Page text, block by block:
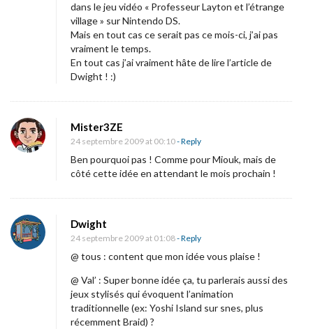
dans le jeu vidéo « Professeur Layton et l’étrange
village » sur Nintendo DS.
Mais en tout cas ce serait pas ce mois-ci, j’ai pas
vraiment le temps.
En tout cas j’ai vraiment hâte de lire l’article de
Dwight ! :)
Mister3ZE
24 septembre 2009 at 00:10- Reply
Ben pourquoi pas ! Comme pour Miouk, mais de
côté cette idée en attendant le mois prochain !
Dwight
24 septembre 2009 at 01:08- Reply
@ tous : content que mon idée vous plaise !
@ Val’ : Super bonne idée ça, tu parlerais aussi des
jeux stylisés qui évoquent l’animation
traditionnelle (ex: Yoshi Island sur snes, plus
récemment Braid) ?